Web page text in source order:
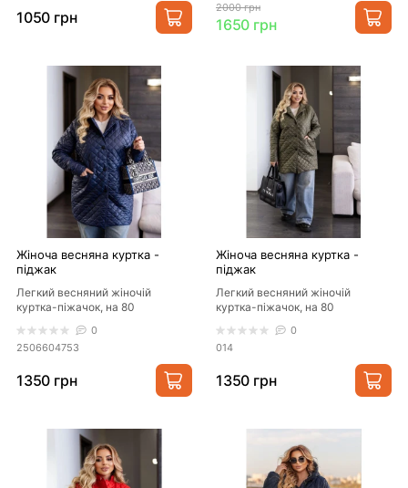
1050 грн
2000 грн
1650 грн
Жіноча весняна куртка -
піджак
Легкий весняний жіночій
куртка-піжачок, на 80
комфортна.Застібаеться на..
0
2506604753
1350 грн
Жіноча весняна куртка -
піджак
Легкий весняний жіночій
куртка-піжачок, на 80
комфортна.Застібаеться на..
0
014
1350 грн